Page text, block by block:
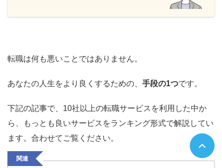
転職は何も悪いことではありません。
あなたの人生をより良くするための、 手段の1つです。
下記の記事で、10社以上の転職サービスを利用した中か
ら、もっとも良いサービスをランキング形式で解説してい
ます。合わせてご覧ください。
関連